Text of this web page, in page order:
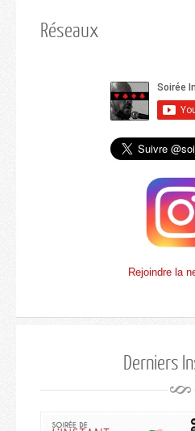
Réseaux
Rejoindre la
Derniers